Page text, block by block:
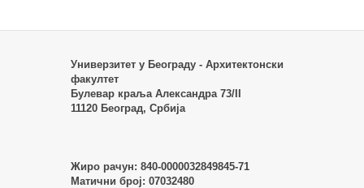
Универзитет у Београду - Архитектонски
факултет
Булевар краља Александра 73/II
11120 Београд, Србија
Жиро рачун: 840-0000032849845-71
Матични број: 07032480